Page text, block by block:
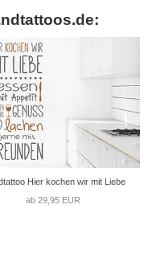
Hier kochen wir mit Liebe
ab 29,95 EUR